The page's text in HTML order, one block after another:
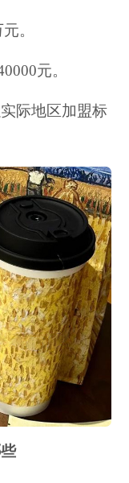
。
元。
际地区加盟标